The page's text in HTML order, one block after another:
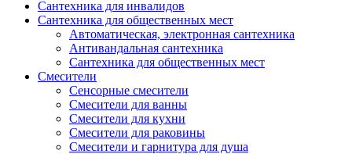
Сантехника для инвалидов
Сантехника для общественных мест
Автоматическая, электронная сантехника
Антивандальная сантехника
Сантехника для общественных мест
Смесители
Сенсорные смесители
Смесители для ванны
Смесители для кухни
Смесители для раковины
Смесители и гарнитура для душа